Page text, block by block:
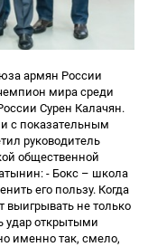
армян России
мира среди
Сурен Калачян.
с показательным
руководитель
общественной
- Бокс – школа
его пользу. Когда
выигрывать не только
удар открытыми
именно так, смело,